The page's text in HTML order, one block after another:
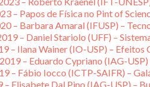
– Papos de Física no Pint of
– Barbara Amaral (IFUSP) –
– Daniel Stariolo (UFF) –
– Ilana Wainer (IO-USP) – Efeitos
– Eduardo Cypriano (IAG-
– Fábio Iocco (ICTP-SAIFR) –
– Elisabete Dal Pino (IAG-USP) –